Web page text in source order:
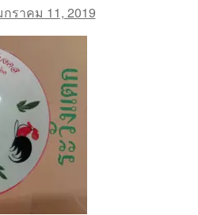
กราคม 11, 2019